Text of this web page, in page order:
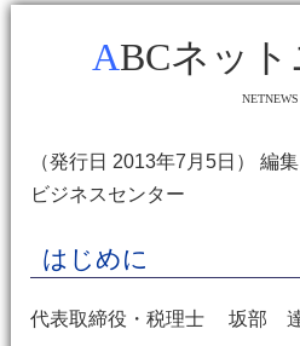
ABCネッ
NETNEWS
（発行日 2013年7月5日） 編
ビジネスセンター
はじめに
代表取締役・税理士 坂部